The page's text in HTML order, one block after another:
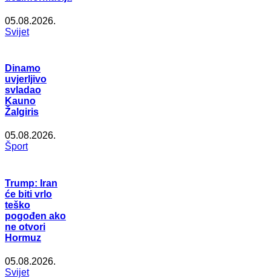
05.08.2026.
Svijet
Dinamo
uvjerljivo
svladao
Kauno
Žalgiris
05.08.2026.
Šport
Trump: Iran
će biti vrlo
teško
pogođen ako
ne otvori
Hormuz
05.08.2026.
Svijet